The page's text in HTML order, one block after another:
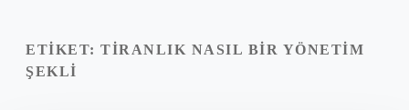
Yasal Uyarı
ETIKET: TIRANLIK NASIL BIR YÖNETIM
ŞEKLI